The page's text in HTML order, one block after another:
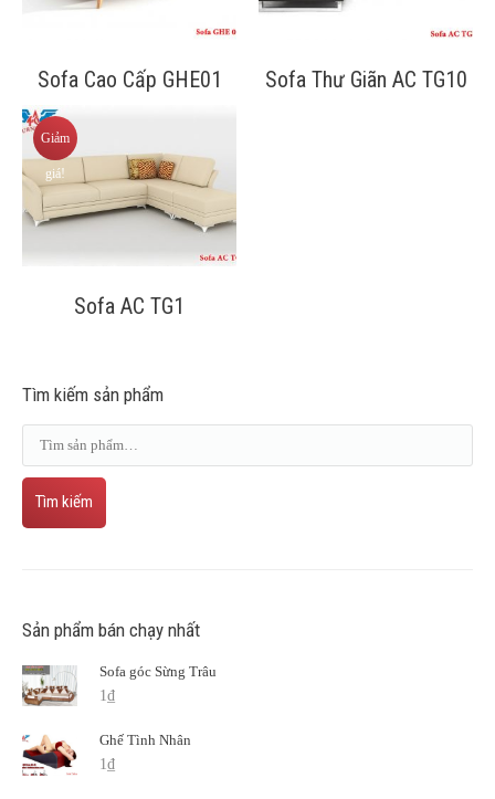
Sofa Cao Cấp GHE01 Sofa Thư Giãn AC TG10
Giảm
giá!
Sofa AC TG1
Tìm kiếm sản phẩm
Tìm kiếm
Sản phẩm bán chạy nhất
Sofa góc Sừng Trâu
1₫
Ghế Tình Nhân
1₫